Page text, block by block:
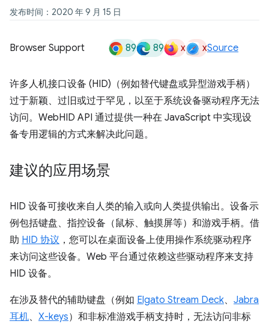
发布时间：2020 年 9 月 15 日
Browser Support 89 89 x xSource
许多人机接口设备 (HID)（例如替代键盘或异型游戏手柄）
过于新颖、过旧或过于罕见，以至于系统设备驱动程序无法
访问。WebHID API 通过提供一种在 JavaScript 中实现设
备专用逻辑的方式来解决此问题。
建议的应用场景
HID 设备可接收来自人类的输入或向人类提供输出。设备示
例包括键盘、指控设备（鼠标、触摸屏等）和游戏手柄。借
助 HID 协议 ，您可以在桌面设备上使用操作系统驱动程序
来访问这些设备。Web 平台通过依赖这些驱动程序来支持
HID 设备。
在涉及替代的辅助键盘（例如 Elgato Stream Deck、 Jabra
耳机、 X-keys）和非标准游戏手柄支持时，无法访问非标